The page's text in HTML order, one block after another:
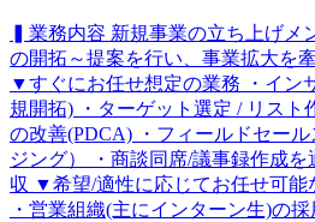
▍業務内容 新規事業の立ち上げメ
の開拓～提案を行い、事業拡大を
▼すぐにお任せ想定の業務 ・イン
規開拓) ・ターゲット選定 / リスト
の改善(PDCA) ・フィールドセー
ジング） ・商談同席/議事録作成
収 ▼希望/適性に応じてお任せ可能
・営業組織(主にインターン生)の